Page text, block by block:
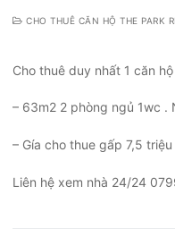
CHO THUÊ CĂN HỘ THE PARK
Cho thuê duy nhất 1 căn
– 63m2 2 phòng ngủ 1wc .
– Gía cho thue gấp 7,5
Liên hệ xem nhà 24/24